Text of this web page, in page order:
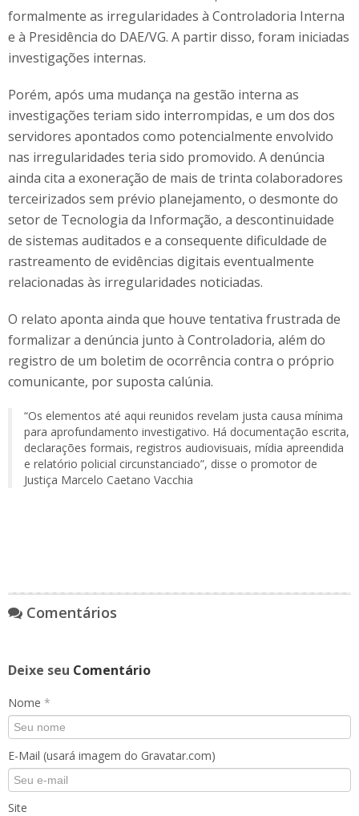
formalmente as irregularidades à Controladoria Interna
e à Presidência do DAE/VG. A partir disso, foram iniciadas
investigações internas.
Porém, após uma mudança na gestão interna as
investigações teriam sido interrompidas, e um dos dos
servidores apontados como potencialmente envolvido
nas irregularidades teria sido promovido. A denúncia
ainda cita a exoneração de mais de trinta colaboradores
terceirizados sem prévio planejamento, o desmonte do
setor de Tecnologia da Informação, a descontinuidade
de sistemas auditados e a consequente dificuldade de
rastreamento de evidências digitais eventualmente
relacionadas às irregularidades noticiadas.
O relato aponta ainda que houve tentativa frustrada de
formalizar a denúncia junto à Controladoria, além do
registro de um boletim de ocorrência contra o próprio
comunicante, por suposta calúnia.
“Os elementos até aqui reunidos revelam justa causa mínima
para aprofundamento investigativo. Há documentação escrita,
declarações formais, registros audiovisuais, mídia apreendida
e relatório policial circunstanciado”, disse o promotor de
Justiça Marcelo Caetano Vacchia
Comentários
Deixe seu Comentário
Nome *
E-Mail (usará imagem do Gravatar.com)
Site